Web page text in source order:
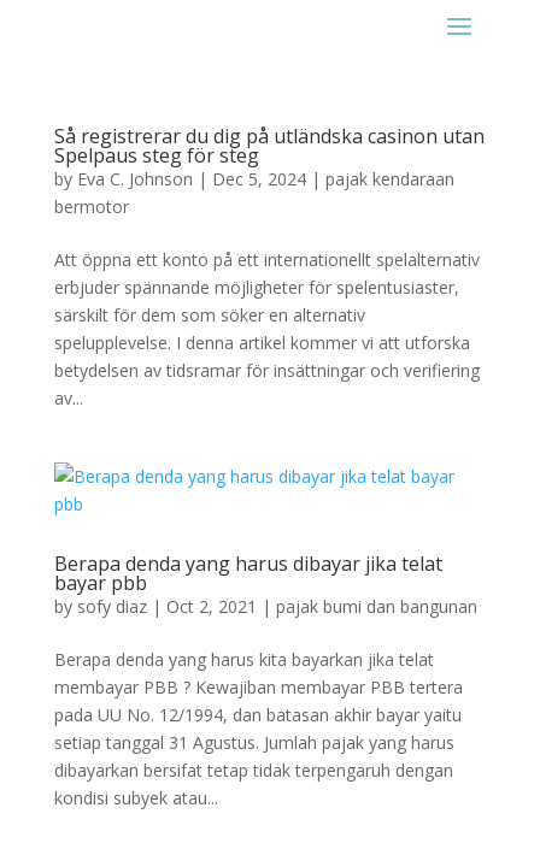
Så registrerar du dig på utländska casinon utan
Spelpaus steg för steg
by Eva C. Johnson | Dec 5, 2024| pajak kendaraan
bermotor
Att öppna ett konto på ett internationellt spelalternativ
erbjuder spännande möjligheter för spelentusiaster,
särskilt för dem som söker en alternativ
spelupplevelse. I denna artikel kommer vi att utforska
betydelsen av tidsramar för insättningar och verifiering
av...
Berapa denda yang harus dibayar jika telat
bayar pbb
by sofy diaz| Oct 2, 2021 | pajak bumi dan bangunan
Berapa denda yang harus kita bayarkan jika telat
membayar PBB ? Kewajiban membayar PBB tertera
pada UU No. 12/1994, dan batasan akhir bayar yaitu
setiap tanggal 31 Agustus. Jumlah pajak yang harus
dibayarkan bersifat tetap tidak terpengaruh dengan
kondisi subyek atau...